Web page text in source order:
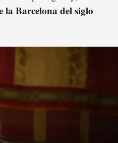
la Barcelona del siglo